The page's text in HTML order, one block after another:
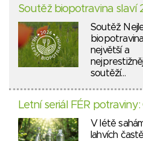
Soutěž biopotravina slaví
Soutěž
největší a
soutěží…
Letní seriál FÉR
V létě
lahvích